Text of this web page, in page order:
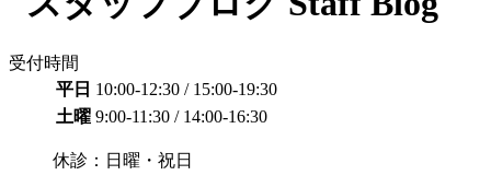
受付時間
平日 10:00-12:30 / 15:00-19:30
土曜 9:00-11:30 / 14:00-16:30
休診：日曜・祝日